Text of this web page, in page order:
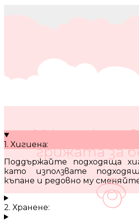
10 кратки
грижата за
1. Хигиена:
Поддържайте подходяща
като използвате
къпане и редовно му
2. Хранене: